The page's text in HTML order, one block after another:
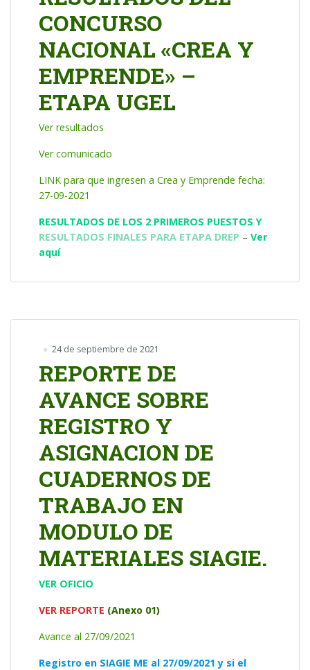
CONCURSO
NACIONAL «CREA Y
EMPRENDE» –
ETAPA UGEL
Ver resultados
Ver comunicado
LINK para que ingresen a Crea y Emprende fecha:
27-09-2021
RESULTADOS DE LOS 2 PRIMEROS PUESTOS Y
RESULTADOS FINALES PARA ETAPA DREP – Ver
aquí
24 de septiembre de 2021
REPORTE DE
AVANCE SOBRE
REGISTRO Y
ASIGNACION DE
CUADERNOS DE
TRABAJO EN
MODULO DE
MATERIALES SIAGIE.
VER OFICIO
VER REPORTE (Anexo 01)
Avance al 27/09/2021
Registro en SIAGIE ME al 27/09/2021 y si el